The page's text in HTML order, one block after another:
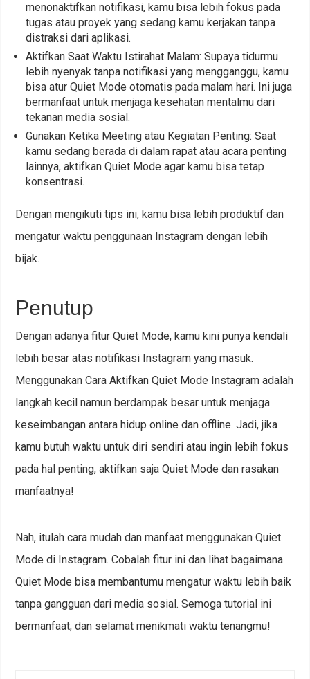
menonaktifkan notifikasi, kamu bisa lebih fokus pada
tugas atau proyek yang sedang kamu kerjakan tanpa
distraksi dari aplikasi.
Aktifkan Saat Waktu Istirahat Malam: Supaya tidurmu
lebih nyenyak tanpa notifikasi yang mengganggu, kamu
bisa atur Quiet Mode otomatis pada malam hari. Ini juga
bermanfaat untuk menjaga kesehatan mentalmu dari
tekanan media sosial.
Gunakan Ketika Meeting atau Kegiatan Penting: Saat
kamu sedang berada di dalam rapat atau acara penting
lainnya, aktifkan Quiet Mode agar kamu bisa tetap
konsentrasi.
Dengan mengikuti tips ini, kamu bisa lebih produktif dan
mengatur waktu penggunaan Instagram dengan lebih
bijak.
Penutup
Dengan adanya fitur Quiet Mode, kamu kini punya kendali
lebih besar atas notifikasi Instagram yang masuk.
Menggunakan Cara Aktifkan Quiet Mode Instagram adalah
langkah kecil namun berdampak besar untuk menjaga
keseimbangan antara hidup online dan offline. Jadi, jika
kamu butuh waktu untuk diri sendiri atau ingin lebih fokus
pada hal penting, aktifkan saja Quiet Mode dan rasakan
manfaatnya!
Nah, itulah cara mudah dan manfaat menggunakan Quiet
Mode di Instagram. Cobalah fitur ini dan lihat bagaimana
Quiet Mode bisa membantumu mengatur waktu lebih baik
tanpa gangguan dari media sosial. Semoga tutorial ini
bermanfaat, dan selamat menikmati waktu tenangmu!